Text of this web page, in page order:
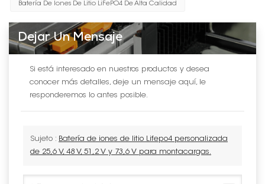
Batería De Iones De Litio LiFePO4 De Alta Calidad
Dejar Un Mensaje
Si está interesado en nuestros productos y desea
conocer más detalles, deje un mensaje aquí, le
responderemos lo antes posible.
Sujeto : Batería de iones de litio Lifepo4 personalizada
de 25,6 V, 48 V, 51,2 V y 73,6 V para montacargas.